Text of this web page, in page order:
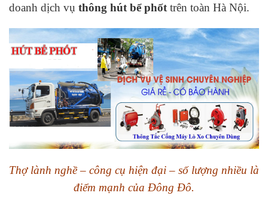
doanh dịch vụ thông hút bể phốt trên toàn Hà Nội.
Thợ lành nghề – công cụ hiện đại – số lượng nhiều là
điểm mạnh của Đông Đô.